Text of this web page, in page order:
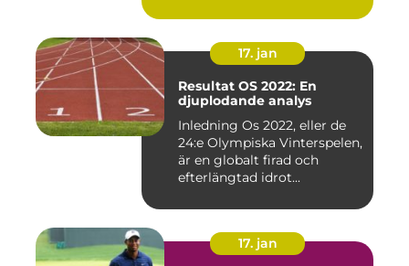
17. jan
Resultat OS 2022: En
djuplodande analys
Inledning Os 2022, eller de
24:e Olympiska Vinterspelen,
är en globalt firad och
efterlängtad idrot...
17. jan